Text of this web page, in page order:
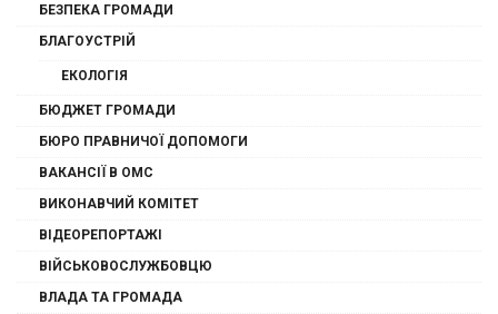
БЕЗПЕКА ГРОМАДИ
БЛАГОУСТРІЙ
ЕКОЛОГІЯ
БЮДЖЕТ ГРОМАДИ
БЮРО ПРАВНИЧОЇ ДОПОМОГИ
ВАКАНСІЇ В ОМС
ВИКОНАВЧИЙ КОМІТЕТ
ВІДЕОРЕПОРТАЖІ
ВІЙСЬКОВОСЛУЖБОВЦЮ
ВЛАДА ТА ГРОМАДА